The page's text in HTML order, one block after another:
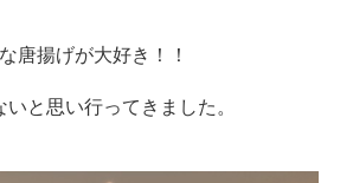
唐揚げが大好き！！
と思い行ってきました。